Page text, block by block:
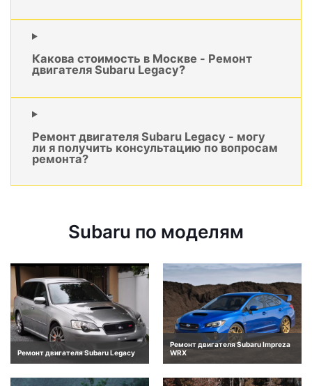
Какова стоимость в Москве - Ремонт
двигателя Subaru Legacy?
Ремонт двигателя Subaru Legacy - могу
ли я получить консультацию по вопросам
ремонта?
Subaru по моделям
Ремонт двигателя Subaru Legacy
Ремонт двигателя Subaru Impreza
WRX